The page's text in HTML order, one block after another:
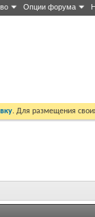
Опции форума
. Для размещения